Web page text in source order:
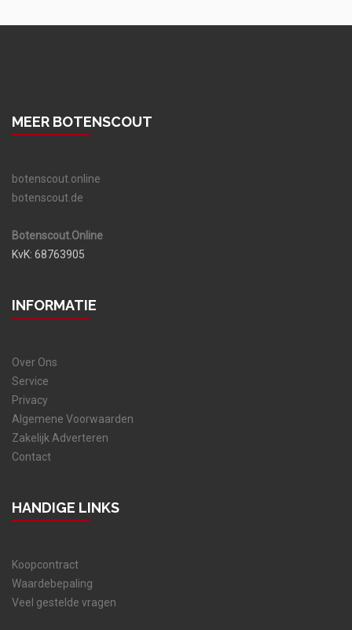
MEER BOTENSCOUT
botenscout.online
botenscout.de
Botenscout.Online
KvK: 68763905
INFORMATIE
Over Ons
Service
Privacy
Algemene Voorwaarden
Zakelijk Adverteren
Contact
HANDIGE LINKS
Koopcontract
Waardebepaling
Veel gestelde vragen